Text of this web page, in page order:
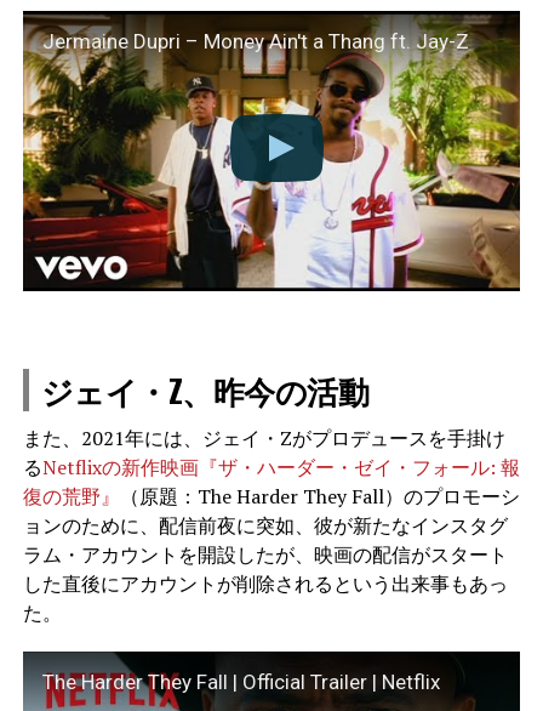
Jermaine Dupri – Money Ain't a Thang ft. Jay-Z
ジェイ・Z、昨今の活動
また、2021年には、ジェイ・Zがプロデュースを手掛け
るNetflixの新作映画『ザ・ハーダー・ゼイ・フォール: 報
復の荒野』
（原題：The Harder They Fall）のプロモーシ
ョンのために、配信前夜に突如、彼が新たなインスタグ
ラム・アカウントを開設したが、映画の配信がスタート
した直後にアカウントが削除されるという出来事もあっ
た。
The Harder They Fall | Official Trailer | Netflix